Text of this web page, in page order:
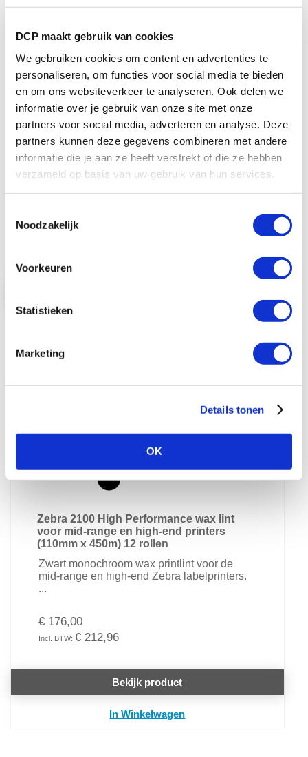
DCP maakt gebruik van cookies
We gebruiken cookies om content en advertenties te
personaliseren, om functies voor social media te bieden
en om ons websiteverkeer te analyseren. Ook delen we
informatie over je gebruik van onze site met onze
partners voor social media, adverteren en analyse. Deze
partners kunnen deze gegevens combineren met andere
informatie die je aan ze heeft verstrekt of die ze hebben
verzameld op basis van uw gebruik van hun services.
Noodzakelijk
Voorkeuren
Statistieken
Marketing
Details tonen
OK
Zebra 2100 High Performance wax lint
voor mid-range en high-end printers
(106mm x 450m) 12 rollen
Zwart monochroom wax printlint voor de
€ 170,00
Zebra 2100 High Performance wax lint
voor mid-range en high-end printers
(110mm x 450m) 12 rollen
Zwart monochroom wax printlint voor de
mid-range en high-end Zebra labelprinters.
...
€ 176,00
€ 212,96
Bekijk product
In Winkelwagen